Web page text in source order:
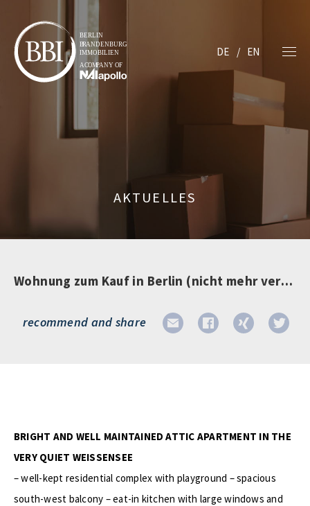
DE EN
AKTUELLES
Wohnung zum Kauf in Berlin (nicht mehr verfügbar)
recommend and share
BRIGHT AND WELL MAINTAINED ATTIC APARTMENT IN THE
VERY QUIET WEISSENSEE
– well-kept residential complex with playground – spacious
south-west balcony – eat-in kitchen with large windows and